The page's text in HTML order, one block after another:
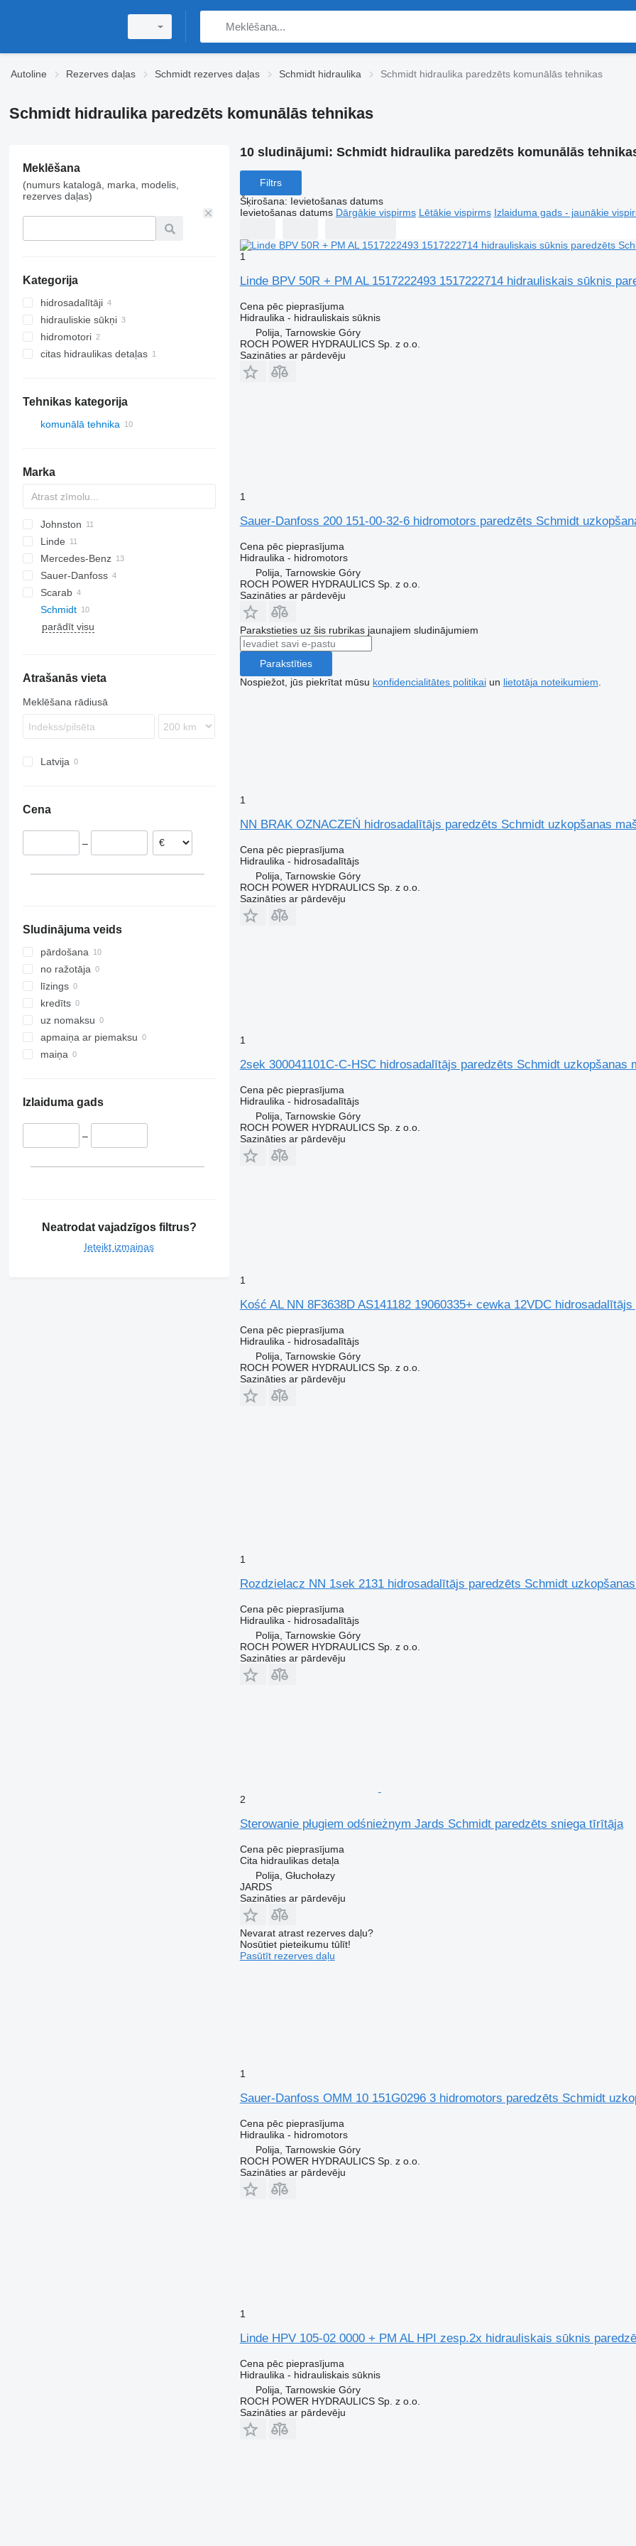
Autoline Rezerves daļas Schmidt rezerves daļas Schmidt hidraulika Schmidt hidraulika paredzēts komunālās tehnikas
Schmidt hidraulika paredzēts komunālās tehnikas
Meklēšana
(numurs katalogā, marka, modelis,
rezerves daļas)
Kategorija
hidrosadalītāji
hidrauliskie sūkņi
hidromotori
citas hidraulikas detaļas
Tehnikas kategorija
komunālā tehnika
Marka
CityCat
CF
LF
EuroCargo
Johnston
C
Linde
D-series
H-series
K-series
W-series
Mercedes-Benz
Atego
Econic
Unimog
Sauer-Danfoss
Scarab
Schmidt
parādīt visu
Atrašanās vieta
Meklēšana rādiusā
Latvija
Cena
–
Sludinājuma veids
pārdošana
no ražotāja
līzings
kredīts
uz nomaksu
apmaiņa ar piemaksu
maiņa
Izlaiduma gads
–
Neatrodat vajadzīgos filtrus?
Ieteikt izmaiņas
10 sludinājumi: Schmidt hidraulika paredzēts komunālās
Filtrs
Šķirošana: Ievietošanas datums
Ievietošanas datums Dārgākie vispirms Lētākie vispirms Izlaiduma gads - jaunākie
1
Linde BPV 50R + PM AL 1517222493 1517222714 hidrauliskais sūknis
Cena pēc pieprasījuma
Hidraulika - hidrauliskais sūknis
Polija, Tarnowskie Góry
ROCH POWER HYDRAULICS Sp. z o.o.
Sazināties ar pārdevēju
1
Sauer-Danfoss 200 151-00-32-6 hidromotors paredzēts Schmidt
Cena pēc pieprasījuma
Hidraulika - hidromotors
Polija, Tarnowskie Góry
ROCH POWER HYDRAULICS Sp. z o.o.
Sazināties ar pārdevēju
Parakstieties uz šis rubrikas jaunajiem sludinājumiem
Parakstīties
Nospiežot, jūs piekrītat mūsu konfidencialitātes politikaiun lietotāja noteikumiem
1
NN BRAK OZNACZEŃ hidrosadalītājs paredzēts Schmidt uzkopšanas
Cena pēc pieprasījuma
Hidraulika - hidrosadalītājs
Polija, Tarnowskie Góry
ROCH POWER HYDRAULICS Sp. z o.o.
Sazināties ar pārdevēju
1
2sek 300041101C-C-HSC hidrosadalītājs paredzēts Schmidt uzkopšanas
Cena pēc pieprasījuma
Hidraulika - hidrosadalītājs
Polija, Tarnowskie Góry
ROCH POWER HYDRAULICS Sp. z o.o.
Sazināties ar pārdevēju
1
Kość AL NN 8F3638D AS141182 19060335+ cewka 12VDC
Cena pēc pieprasījuma
Hidraulika - hidrosadalītājs
Polija, Tarnowskie Góry
ROCH POWER HYDRAULICS Sp. z o.o.
Sazināties ar pārdevēju
1
Rozdzielacz NN 1sek 2131 hidrosadalītājs paredzēts Schmidt
Cena pēc pieprasījuma
Hidraulika - hidrosadalītājs
Polija, Tarnowskie Góry
ROCH POWER HYDRAULICS Sp. z o.o.
Sazināties ar pārdevēju
2
Sterowanie pługiem odśnieżnym Jards Schmidt paredzēts sniega tīrītāja
Cena pēc pieprasījuma
Cita hidraulikas detaļa
Polija, Głuchołazy
JARDS
Sazināties ar pārdevēju
Nevarat atrast rezerves daļu?
Nosūtiet pieteikumu tūlīt!
Pasūtīt rezerves daļu
1
Sauer-Danfoss OMM 10 151G0296 3 hidromotors paredzēts Schmidt
Cena pēc pieprasījuma
Hidraulika - hidromotors
Polija, Tarnowskie Góry
ROCH POWER HYDRAULICS Sp. z o.o.
Sazināties ar pārdevēju
1
Linde HPV 105-02 0000 + PM AL HPI zesp.2x hidrauliskais sūknis
Cena pēc pieprasījuma
Hidraulika - hidrauliskais sūknis
Polija, Tarnowskie Góry
ROCH POWER HYDRAULICS Sp. z o.o.
Sazināties ar pārdevēju